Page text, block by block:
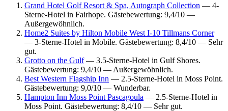
Grand Hotel Golf Resort & Spa, Autograph Collection — 4-
Sterne-Hotel in Fairhope. Gästebewertung: 9,4/10 —
Außergewöhnlich.
Home2 Suites by Hilton Mobile West I-10 Tillmans Corner
— 3-Sterne-Hotel in Mobile. Gästebewertung: 8,4/10 — Sehr
gut.
Grotto on the Gulf— 3.5-Sterne-Hotel in Gulf Shores.
Gästebewertung: 9,4/10 — Außergewöhnlich.
Best Western Flagship Inn — 2.5-Sterne-Hotel in Moss Point.
Gästebewertung: 9,0/10 — Wunderbar.
Hampton Inn Moss Point Pascagoula — 2.5-Sterne-Hotel in
Moss Point. Gästebewertung: 8,4/10 — Sehr gut.